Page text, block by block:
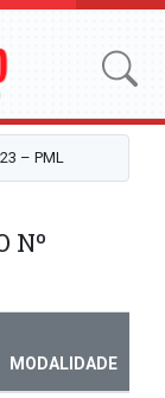
– PML
Nº
MODALIDADE